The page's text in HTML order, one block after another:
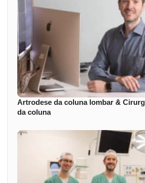
Artrodese da coluna lombar &
da coluna